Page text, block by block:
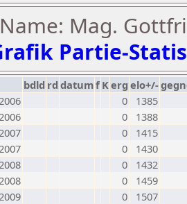
Mag.
Partie-
bdld rd datumf Kerg elo+/-
0
1385
0
1388
0
1415
0
1430
0
1432
0
1459
0
1507